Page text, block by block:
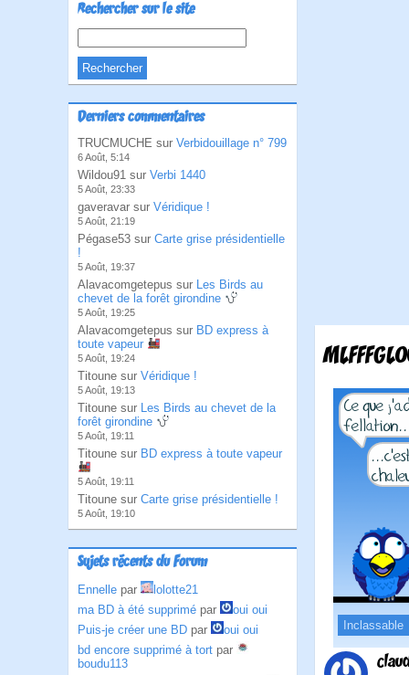
Rechercher sur le site
Derniers commentaires
TRUCMUCHE sur Verbidouillage n° 799
6 Août, 5:14
Wildou91 sur Verbi 1440
5 Août, 23:33
gaveravar sur Véridique !
5 Août, 21:19
Pégase53 sur Carte grise présidentielle
!
5 Août, 19:37
Alavacomgetepus sur Les Birds au
chevet de la forêt girondine
5 Août, 19:25
Alavacomgetepus sur BD express à
toute vapeur
5 Août, 19:24
Titoune sur Véridique !
5 Août, 19:13
Titoune sur Les Birds au chevet de la
forêt girondine
5 Août, 19:11
Titoune sur BD express à toute vapeur
5 Août, 19:11
Titoune sur Carte grise présidentielle !
5 Août, 19:10
Sujets récents du Forum
Ennelle par
lolotte21
ma BD à été supprimé par
oui oui
Puis-je créer une BD par
oui oui
bd encore supprimé à tort par
boudu113
Inclassable